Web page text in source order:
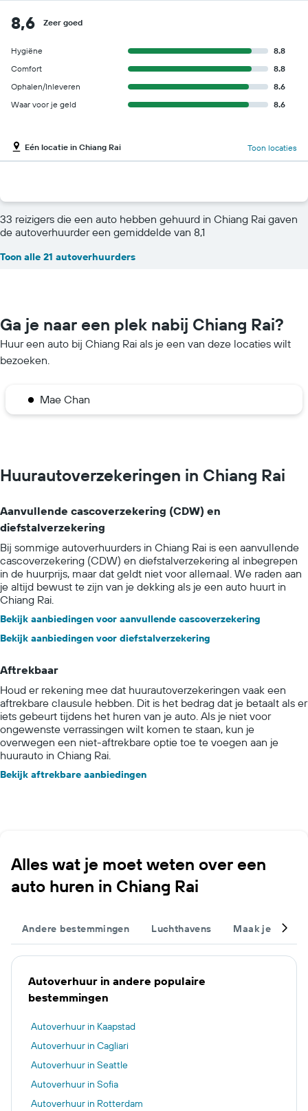
8,6 Zeer goed
Hygiëne
8.8
Comfort
8.8
Ophalen/Inleveren
8.6
Waar voor je geld
8.6
Eén locatie in Chiang Rai Toon locaties
33 reizigers die een auto hebben gehuurd in Chiang Rai gaven
de autoverhuurder een gemiddelde van 8,1
Toon alle 21 autoverhuurders
Ga je naar een plek nabij Chiang Rai?
Huur een auto bij Chiang Rai als je een van deze locaties wilt
bezoeken.
Mae Chan
Huurautoverzekeringen in Chiang Rai
Aanvullende cascoverzekering (CDW) en
diefstalverzekering
Bij sommige autoverhuurders in Chiang Rai is een aanvullende
cascoverzekering (CDW) en diefstalverzekering al inbegrepen
in de huurprijs, maar dat geldt niet voor allemaal. We raden aan
je altijd bewust te zijn van je dekking als je een auto huurt in
Chiang Rai.
Bekijk aanbiedingen voor aanvullende cascoverzekering
Bekijk aanbiedingen voor diefstalverzekering
Aftrekbaar
Houd er rekening mee dat huurautoverzekeringen vaak een
aftrekbare clausule hebben. Dit is het bedrag dat je betaalt als er
iets gebeurt tijdens het huren van je auto. Als je niet voor
ongewenste verrassingen wilt komen te staan, kun je
overwegen een niet-aftrekbare optie toe te voegen aan je
huurauto in Chiang Rai.
Bekijk aftrekbare aanbiedingen
Alles wat je moet weten over een
auto huren in Chiang Rai
Andere bestemmingen Luchthavens Maak je trip
Autoverhuur in andere populaire
bestemmingen
Autoverhuur in Kaapstad
Autoverhuur in Cagliari
Autoverhuur in Seattle
Autoverhuur in Sofia
Autoverhuur in Rotterdam